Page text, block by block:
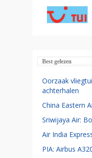
Best gelezen
Oorzaak
achterhalen
China Eastern
Sriwijaya Air:
Air India
PIA: Airbus